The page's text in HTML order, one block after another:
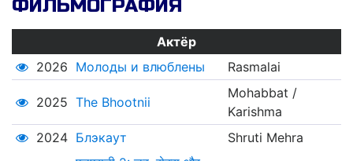
ФИЛЬМОГРАФИЯ
Актёр
2026 Молоды и влюблены Rasmalai
2025 The Bhootnii
Mohabbat /
Karishma
2024 Блэкаут Shruti Mehra